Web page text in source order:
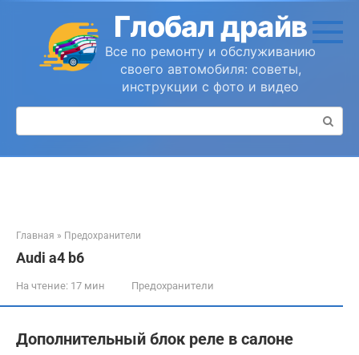
контенту
Глобал драйв
Все по ремонту и обслуживанию
своего автомобиля: советы,
инструкции с фото и видео
Поиск:
Главная » Предохранители
Audi a4 b6
На чтение: 17 мин Предохранители
Дополнительный блок реле в салоне